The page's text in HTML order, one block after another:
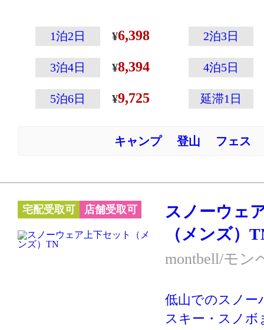
こその温かさ
えた高性能ウェ
ウェアの左袖
ップの収納に
付いていたり
切り返しのデ
※スキー・スノ
クティブに動
す。あまり動
の防寒には別の
向いています。
1泊2日 6,398 2泊3日
3泊4日 8,394 4泊5日
5泊6日 9,725 延滞1日
キャンプ 登山 フェス
宅配受取可 店舗受取可
スノーウェ
（メンズ）
montbell/モン
低山でのスノー
スキー・スノ